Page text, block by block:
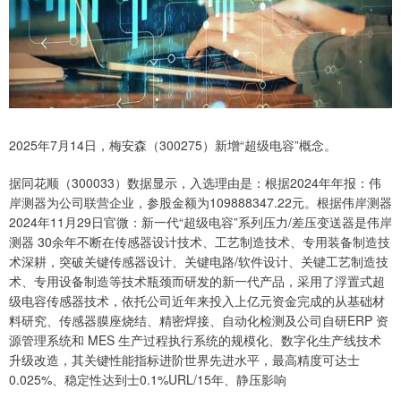
2025年7月14日，梅安森（300275）新增“超级电容”概念。
据同花顺（300033）数据显示，入选理由是：根据2024年年报：伟
岸测器为公司联营企业，参股金额为109888347.22元。根据伟岸测器
2024年11月29日官微：新一代“超级电容”系列压力/差压变送器是伟岸
测器 30余年不断在传感器设计技术、工艺制造技术、专用装备制造技
术深耕，突破关键传感器设计、关键电路/软件设计、关键工艺制造技
术、专用设备制造等技术瓶颈而研发的新一代产品，采用了浮置式超
级电容传感器技术，依托公司近年来投入上亿元资金完成的从基础材
料研究、传感器膜座烧结、精密焊接、自动化检测及公司自研ERP 资
源管理系统和 MES 生产过程执行系统的规模化、数字化生产线技术
升级改造，其关键性能指标进阶世界先进水平，最高精度可达士
0.025%、稳定性达到士0.1%URL/15年、静压影响